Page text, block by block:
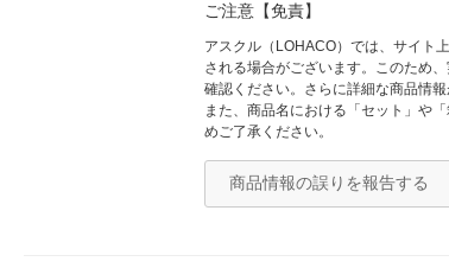
ご注意【免責】
アスクル（LOHACO）では、サイト
される場合がございます。このため
確認ください。さらに詳細な商品情
また、商品名における「セット」や
めご了承ください。
商品情報の誤りを報告する